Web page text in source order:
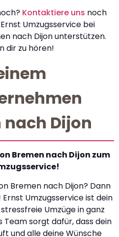
Kontaktiere uns noch
Umzugsservice bei
nach Dijon unterstützen.
dir zu hören!
Dijon
Bremen nach Dijon zum
Bremen nach Dijon? Dann
Umzugsservice ist dein
Umzüge in ganz
Team sorgt dafür, dass dein
und alle deine Wünsche